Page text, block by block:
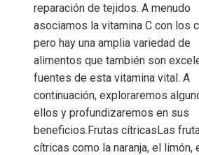
reparación de tejidos. A menudo
asociamos la vitamina C con los
pero hay una amplia variedad de
alimentos que también son
fuentes de esta vitamina vital. A
continuación, exploraremos
ellos y profundizaremos en sus
beneficios.Frutas cítricasLas
cítricas como la naranja, el limón,